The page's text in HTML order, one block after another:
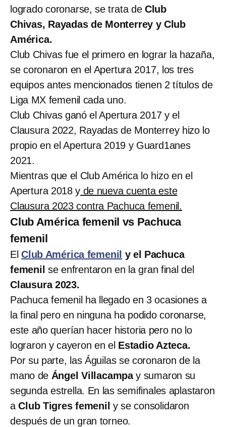
logrado coronarse, se trata de Club
Chivas, Rayadas de Monterrey y Club
América.
Club Chivas fue el primero en lograr la hazaña,
se coronaron en el Apertura 2017, los tres
equipos antes mencionados tienen 2 títulos de
Liga MX femenil cada uno.
Club Chivas ganó el Apertura 2017 y el
Clausura 2022, Rayadas de Monterrey hizo lo
propio en el Apertura 2019 y Guard1anes
2021.
Mientras que el Club América lo hizo en el
Apertura 2018 y de nueva cuenta este
Clausura 2023 contra Pachuca femenil.
Club América femenil vs Pachuca
femenil
El Club América femenil y el Pachuca
femenil se enfrentaron en la gran final del
Clausura 2023.
Pachuca femenil ha llegado en 3 ocasiones a
la final pero en ninguna ha podido coronarse,
este año querían hacer historia pero no lo
lograron y cayeron en el Estadio Azteca.
Por su parte, las Águilas se coronaron de la
mano de Ángel Villacampay sumaron su
segunda estrella. En las semifinales aplastaron
aClub Tigres femenil y se consolidaron
después de un gran torneo.